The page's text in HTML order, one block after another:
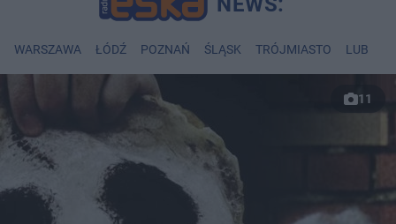
WARSZAWA ŁÓDŹ POZNAŃ ŚLĄSK TRÓJMIASTO LUBLIN
11